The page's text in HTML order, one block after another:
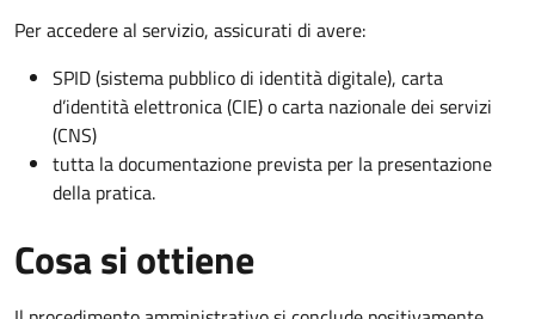
Per accedere al servizio, assicurati di avere:
SPID (sistema pubblico di identità digitale), carta
d’identità elettronica (CIE) o carta nazionale dei servizi
(CNS)
tutta la documentazione prevista per la presentazione
della pratica.
Cosa si ottiene